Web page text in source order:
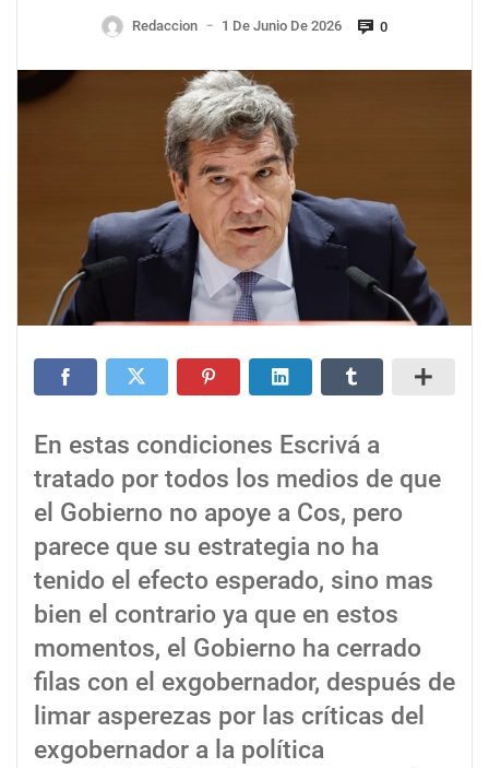
Redaccion — 1 De Junio De 2026 0
En estas condiciones Escrivá a
tratado por todos los medios de que
el Gobierno no apoye a Cos, pero
parece que su estrategia no ha
tenido el efecto esperado, sino mas
bien el contrario ya que en estos
momentos, el Gobierno ha cerrado
filas con el exgobernador, después de
limar asperezas por las críticas del
exgobernador a la política